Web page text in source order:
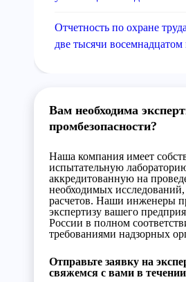
Отчетность по охране
две тысячи восемнадцатом
Вам необходима
промбезопасности?
Наша компания имеет
испытательную
аккредитованную на
необходимых исследований,
расчетов. Наши инженеры
экспертизу вашего
России в полном
требованиями надзорных
Отправьте заявку на
свяжемся с вами в